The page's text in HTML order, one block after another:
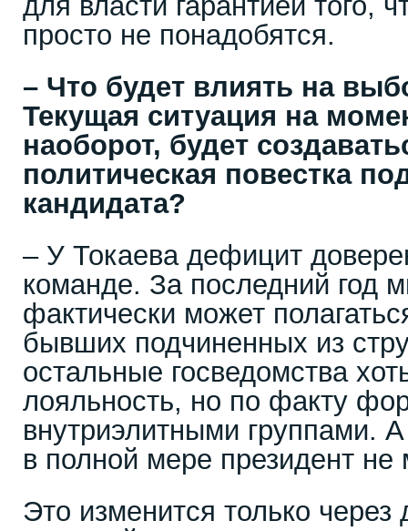
просто не понадобятся.
– Что будет влиять на
Текущая ситуация на
наоборот, будет
политическая повестка
кандидата?
– У Токаева дефицит
команде. За последний год
фактически может
бывших подчиненных из
остальные госведомства
лояльность, но по факту
внутриэлитными группами.
в полной мере президент не
Это изменится только через